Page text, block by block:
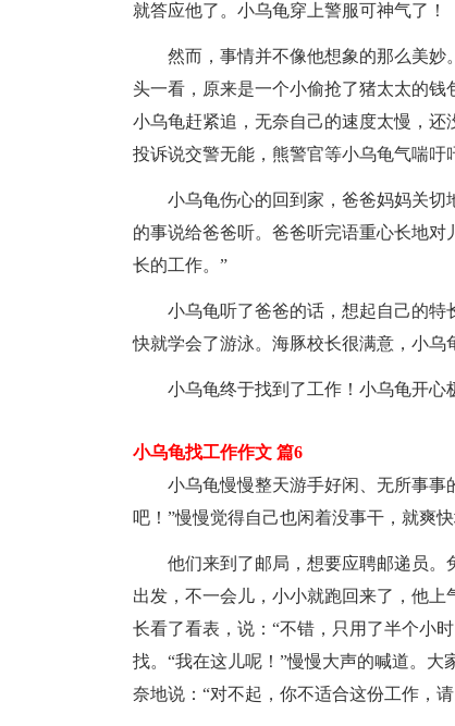
就答应他了。小乌龟穿上警服可神气了！
然而，事情并不像他想象的那么美妙
头一看，原来是一个小偷抢了猪太太的钱
小乌龟赶紧追，无奈自己的速度太慢，
投诉说交警无能，熊警官等小乌龟气喘吁
小乌龟伤心的回到家，爸爸妈妈关切
的事说给爸爸听。爸爸听完语重心长地
长的工作。”
小乌龟听了爸爸的话，想起自己的特
快就学会了游泳。海豚校长很满意，小乌
小乌龟终于找到了工作！小乌龟开心
小乌龟找工作作文 篇6
小乌龟慢慢整天游手好闲、无所事事
吧！”慢慢觉得自己也闲着没事干，就爽快
他们来到了邮局，想要应聘邮递员。
出发，不一会儿，小小就跑回来了，他
长看了看表，说：“不错，只用了半个小
找。“我在这儿呢！”慢慢大声的喊道。
奈地说：“对不起，你不适合这份工作，